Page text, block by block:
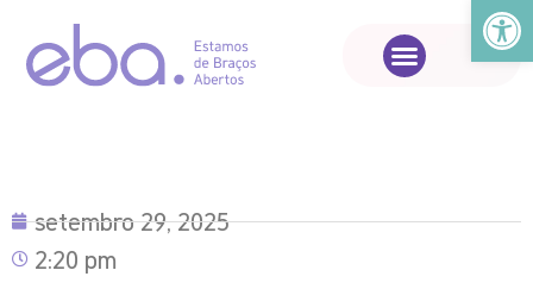
Abrir
setembro 29, 2025
2:20 pm